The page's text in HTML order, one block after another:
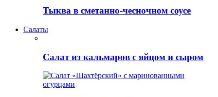
Тыква в сметанно-чесночном соусе
Салаты
Салат из кальмаров с яйцом и сыром